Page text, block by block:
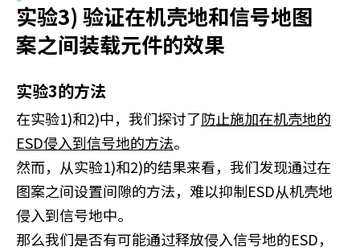
实验3) 验证在机壳地和信号地图
案之间装载元件的效果
实验3的方法
在实验1)和2)中，我们探讨了防止施加在机壳地的
ESD侵入到信号地的方法。
然而，从实验1)和2)的结果来看，我们发现通过在
图案之间设置间隙的方法，难以抑制ESD从机壳地
侵入到信号地中。
那么我们是否有可能通过释放侵入信号地的ESD，